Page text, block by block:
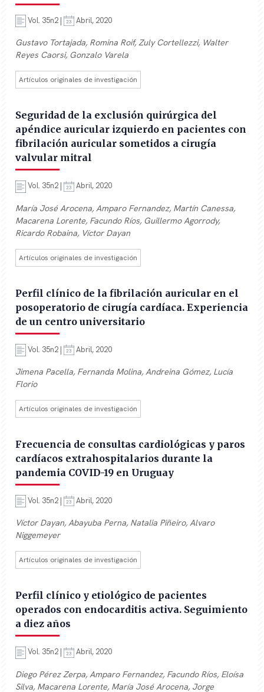
Vol. 35n2 | Abril, 2020
Gustavo Tortajada, Romina Roif, Zuly Cortellezzi, Walter
Reyes Caorsi, Gonzalo Varela
Artículos originales de investigación
Seguridad de la exclusión quirúrgica del
apéndice auricular izquierdo en pacientes con
fibrilación auricular sometidos a cirugía
valvular mitral
Vol. 35n2 | Abril, 2020
María José Arocena, Amparo Fernandez, Martín Canessa,
Macarena Lorente, Facundo Ríos, Guillermo Agorrody,
Ricardo Robaina, Víctor Dayan
Artículos originales de investigación
Perfil clínico de la fibrilación auricular en el
posoperatorio de cirugía cardíaca. Experiencia
de un centro universitario
Vol. 35n2 | Abril, 2020
Jimena Pacella, Fernanda Molina, Andreina Gómez, Lucía
Florio
Artículos originales de investigación
Frecuencia de consultas cardiológicas y paros
cardíacos extrahospitalarios durante la
pandemia COVID-19 en Uruguay
Vol. 35n2 | Abril, 2020
Víctor Dayan, Abayuba Perna, Natalia Piñeiro, Alvaro
Niggemeyer
Artículos originales de investigación
Perfil clínico y etiológico de pacientes
operados con endocarditis activa. Seguimiento
a diez años
Vol. 35n2 | Abril, 2020
Diego Pérez Zerpa, Amparo Fernandez, Facundo Ríos, Eloísa
Silva, Macarena Lorente, María José Arocena, Jorge